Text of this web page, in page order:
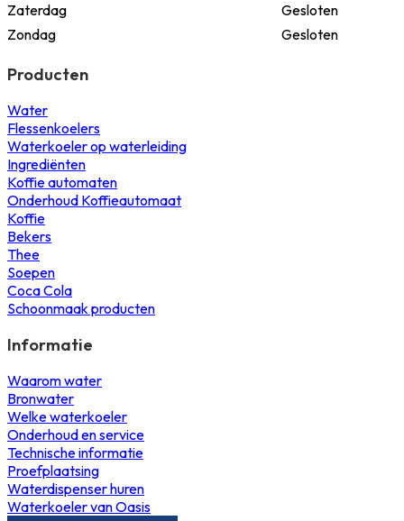
Zaterdag
Gesloten
Zondag
Gesloten
Producten
Water
Flessenkoelers
Waterkoeler op waterleiding
Ingrediënten
Koffie automaten
Onderhoud Koffieautomaat
Koffie
Bekers
Thee
Soepen
Coca Cola
Schoonmaak producten
Informatie
Waarom water
Bronwater
Welke waterkoeler
Onderhoud en service
Technische informatie
Proefplaatsing
Waterdispenser huren
Waterkoeler van Oasis